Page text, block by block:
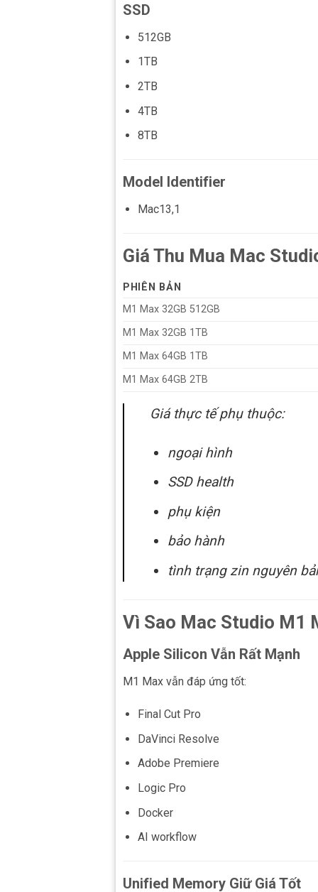
SSD
512GB
1TB
2TB
4TB
8TB
Model Identifier
Mac13,1
Giá Thu Mua Mac
PHIÊN BẢN
M1 Max 32GB 512GB
M1 Max 32GB 1TB
M1 Max 64GB 1TB
M1 Max 64GB 2TB
Giá thực tế phụ thuộc:
ngoại hình
SSD health
phụ kiện
bảo hành
tình trạng zin nguyên
Vì Sao Mac Studio M1
Apple Silicon Vẫn Rất Mạnh
M1 Max vẫn đáp ứng tốt:
Final Cut Pro
DaVinci Resolve
Adobe Premiere
Logic Pro
Docker
AI workflow
Unified Memory Giữ Giá Tốt